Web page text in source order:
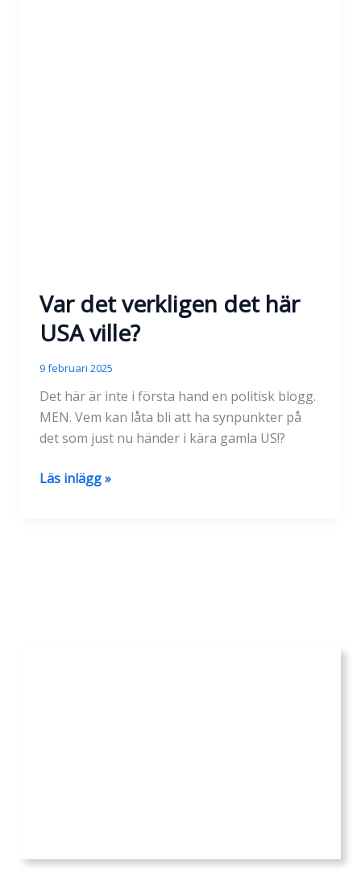
Var det verkligen det här
USA ville?
9 februari 2025
Det här är inte i första hand en politisk blogg.
MEN. Vem kan låta bli att ha synpunkter på
det som just nu händer i kära gamla US!?
Var
Läs inlägg »